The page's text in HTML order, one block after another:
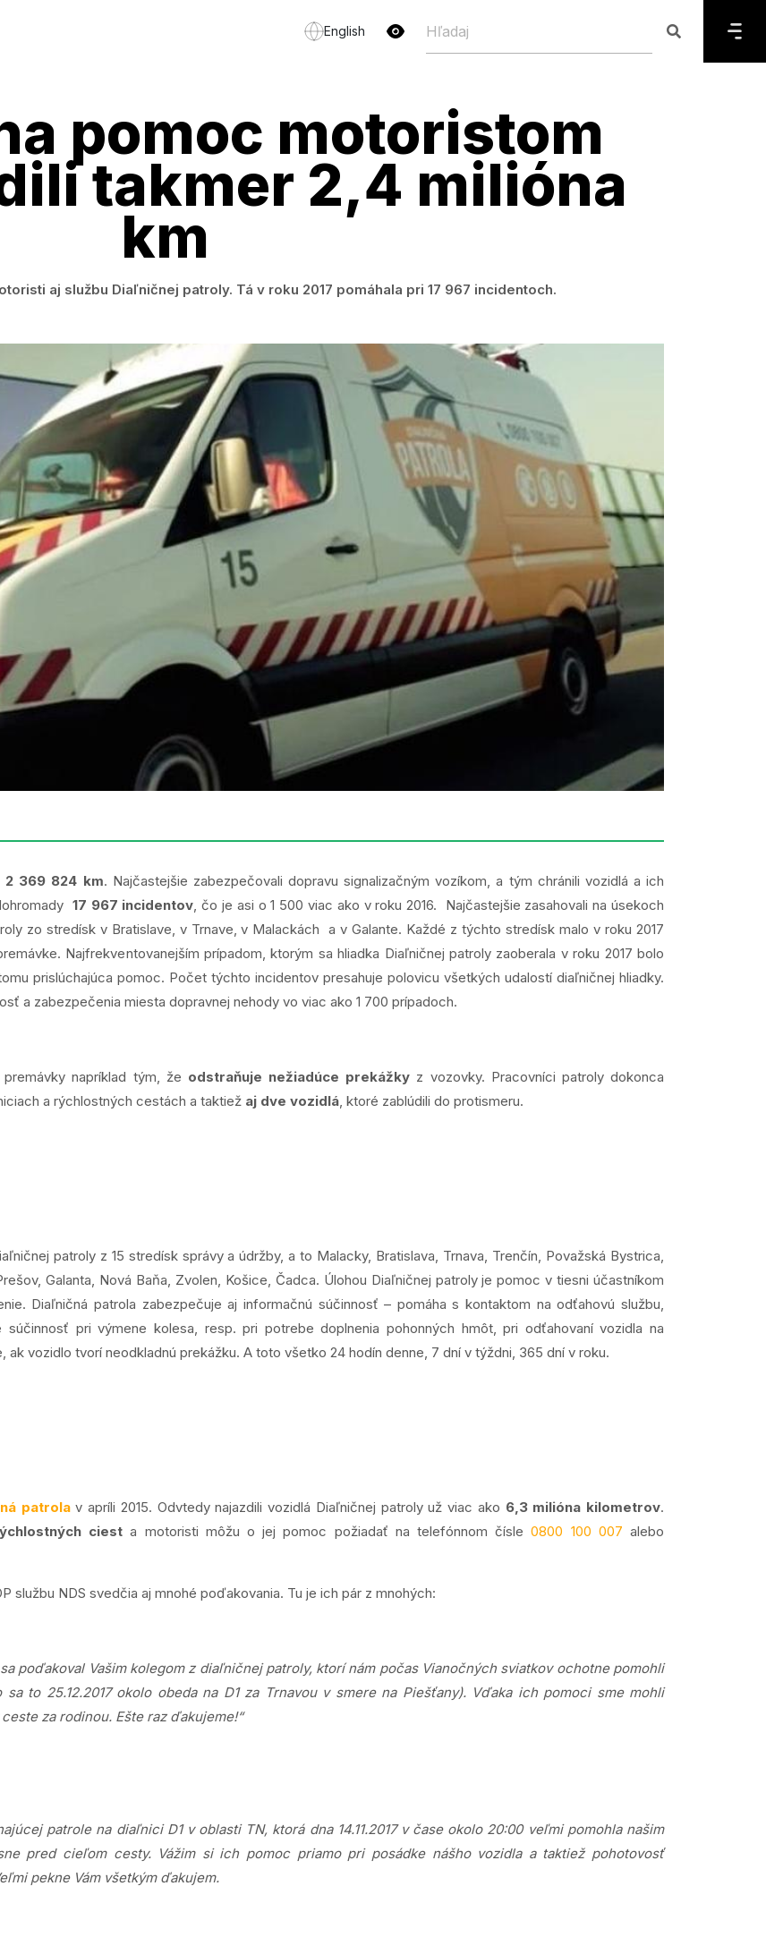
English
pomoc motoristom
takmer 2,4 milióna
km
aj službu Diaľničnej patroly. Tá v roku 2017 pomáhala pri 17 967 incidentoch.
2 369 824 km. Najčastejšie zabezpečovali dopravu signalizačným vozíkom, a tým chránili vozidlá a ich
17 967 incidentov, čo je asi o 1 500 viac ako v roku 2016. Najčastejšie zasahovali na úsekoch
zo stredísk v Bratislave, v Trnave, v Malackách a v Galante. Každé z týchto stredísk malo v roku 2017
Najfrekventovanejším prípadom, ktorým sa hliadka Diaľničnej patroly zaoberala v roku 2017 bolo
prislúchajúca pomoc. Počet týchto incidentov presahuje polovicu všetkých udalostí diaľničnej hliadky.
a zabezpečenia miesta dopravnej nehody vo viac ako 1 700 prípadoch.
napríklad tým, že odstraňuje nežiadúce prekážky z vozovky. Pracovníci patroly dokonca
a rýchlostných cestách a taktiež aj dve vozidlá, ktoré zablúdili do protismeru.
patroly z 15 stredísk správy a údržby, a to Malacky, Bratislava, Trnava, Trenčín, Považská Bystrica,
Galanta, Nová Baňa, Zvolen, Košice, Čadca. Úlohou Diaľničnej patroly je pomoc v tiesni účastníkom
Diaľničná patrola zabezpečuje aj informačnú súčinnosť – pomáha s kontaktom na odťahovú službu,
pri výmene kolesa, resp. pri potrebe doplnenia pohonných hmôt, pri odťahovaní vozidla na
vozidlo tvorí neodkladnú prekážku. A toto všetko 24 hodín denne, 7 dní v týždni, 365 dní v roku.
patrola v apríli 2015. Odvtedy najazdili vozidlá Diaľničnej patroly už viac ako 6,3 milióna kilometrov.
ciest a motoristi môžu o jej pomoc požiadať na telefónnom čísle 0800 100 007 alebo
službu NDS svedčia aj mnohé poďakovania. Tu je ich pár z mnohých:
poďakoval Vašim kolegom z diaľničnej patroly, ktorí nám počas Vianočných sviatkov ochotne pomohli
to 25.12.2017 okolo obeda na D1 za Trnavou v smere na Piešťany). Vďaka ich pomoci sme mohli
za rodinou. Ešte raz ďakujeme!“
patrole na diaľnici D1 v oblasti TN, ktorá dna 14.11.2017 v čase okolo 20:00 veľmi pomohla našim
pred cieľom cesty. Vážim si ich pomoc priamo pri posádke nášho vozidla a taktiež pohotovosť
pekne Vám všetkým ďakujem.